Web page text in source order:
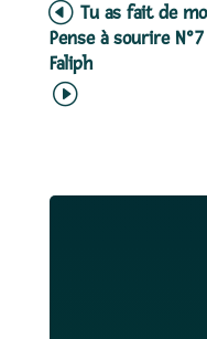
Tu as fait de
Pense à sourire
Faliph